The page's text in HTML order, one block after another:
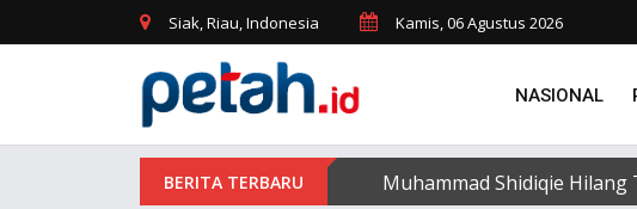
Siak, Riau, Indonesia Kamis, 06 Agustus 2026
NASIONAL
Muhammad Shidiqie Hilang